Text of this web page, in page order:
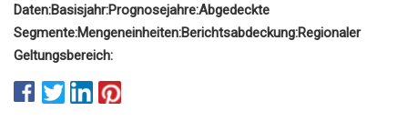
Daten:Basisjahr:Prognosejahre:Abgedeckte
Segmente:Mengeneinheiten:Berichtsabdeckung:Regionaler
Geltungsbereich: